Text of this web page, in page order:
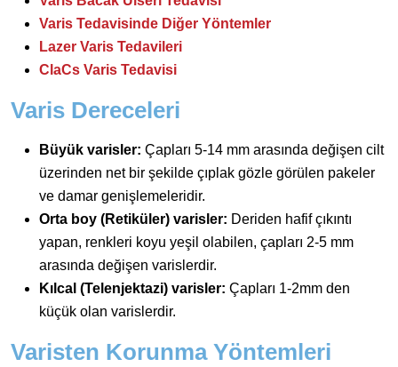
Varis Tedavisinde Diğer Yöntemler
Lazer Varis Tedavileri
ClaCs Varis Tedavisi
Varis Dereceleri
Büyük varisler: Çapları 5-14 mm arasında değişen cilt
üzerinden net bir şekilde çıplak gözle görülen pakeler
ve damar genişlemeleridir.
Orta boy (Retiküler) varisler: Deriden hafif çıkıntı
yapan, renkleri koyu yeşil olabilen, çapları 2-5 mm
arasında değişen varislerdir.
Kılcal (Telenjektazi) varisler: Çapları 1-2mm den
küçük olan varislerdir.
Varisten Korunma Yöntemleri